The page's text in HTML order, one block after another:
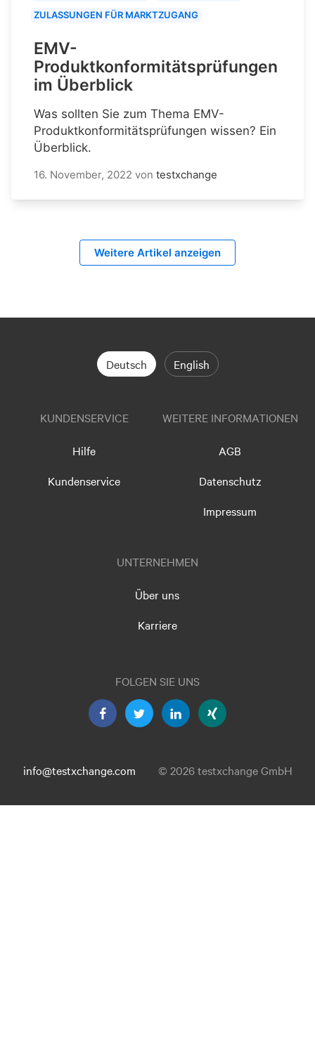
ZULASSUNGEN FÜR MARKTZUGANG
EMV-
Produktkonformitätsprüfungen
im Überblick
Was sollten Sie zum Thema EMV-
Produktkonformitätsprüfungen wissen? Ein
Überblick.
16. November, 2022 von testxchange
Weitere Artikel anzeigen
Deutsch English
KUNDENSERVICE
Hilfe
Kundenservice
WEITERE INFORMATIONEN
AGB
Datenschutz
Impressum
UNTERNEHMEN
Über uns
Karriere
FOLGEN SIE UNS
info@testxchange.com © 2026 testxchange GmbH